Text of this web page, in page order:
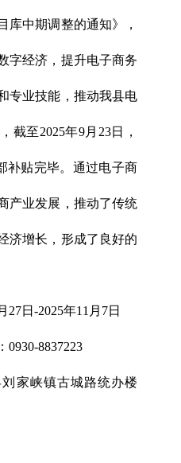
库中期调整的通知》，
字经济，提升电子商务
专业技能，推动我县电
截至2025年9月23日，
补贴完毕。通过电子商
产业发展，推动了传统
济增长，形成了良好的
27日-2025年11月7日
0930-8837223
家峡镇古城路统办楼